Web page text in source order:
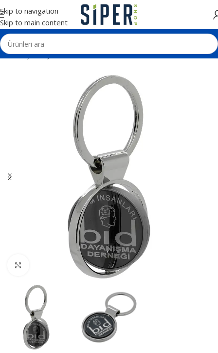
Skip to navigation
Skip to main content
Ana Sayfa Kişisel Ürünler Deri ve Metal Anahtarlıklar
Büyütmek için tıklayın